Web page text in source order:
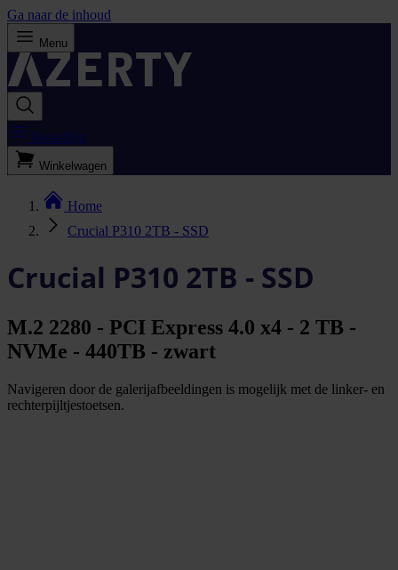
Ga naar de inhoud
Menu
Bestellijst
Winkelwagen
Home
Crucial P310 2TB - SSD
Crucial P310 2TB - SSD
M.2 2280 - PCI Express 4.0 x4 - 2 TB -
NVMe - 440TB - zwart
Navigeren door de galerijafbeeldingen is mogelijk met de linker- en
rechterpijltjestoetsen.